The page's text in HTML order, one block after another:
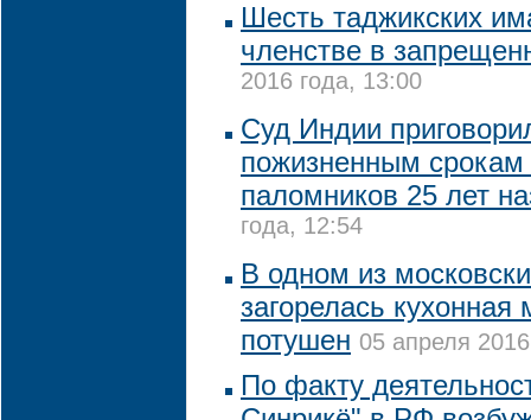
Шесть таджикских
членстве в
2016 года, 13:00
Суд Индии
пожизненным срокам
паломников 25 лет
года, 12:54
В одном из
загорелась
потушен 05 апреля
По факту